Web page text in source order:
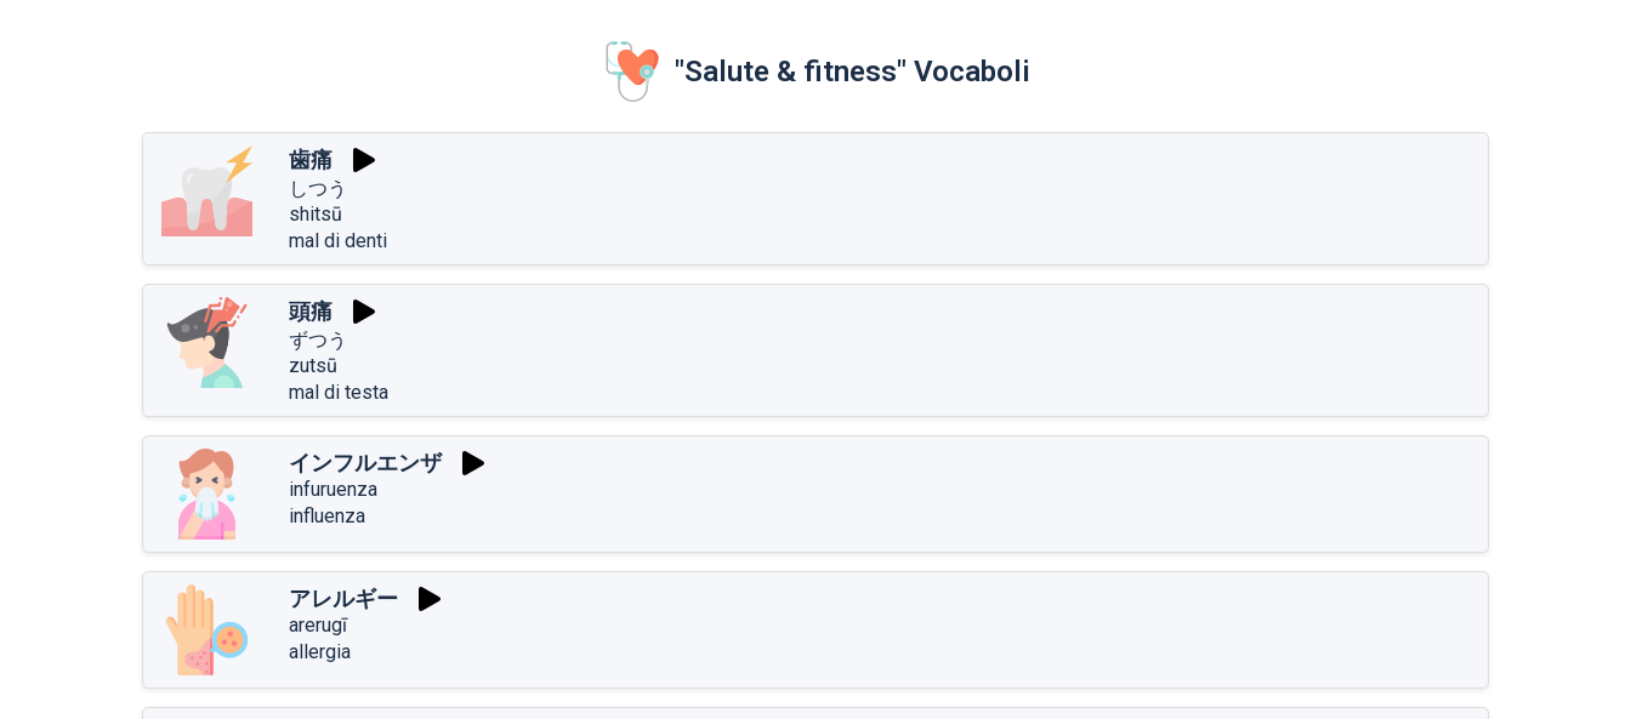
"Salute & fitness" Vocaboli
歯痛
しつう
shitsū
mal di denti
頭痛
ずつう
zutsū
mal di testa
インフルエンザ
infuruenza
influenza
アレルギー
arerugī
allergia